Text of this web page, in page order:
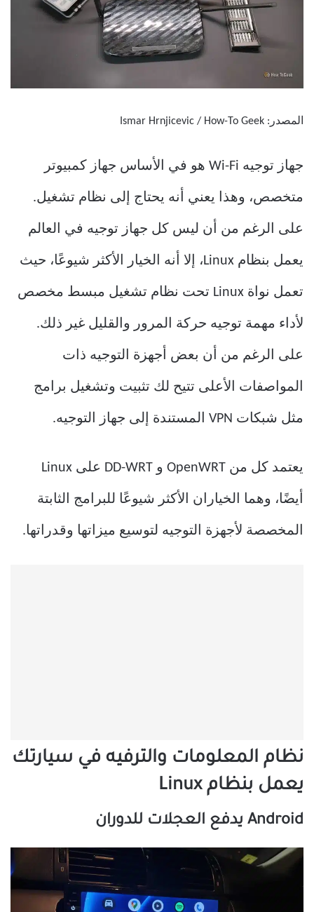
المصدر: Ismar Hrnjicevic / How-To Geek
جهاز توجيه Wi-Fi هو في الأساس جهاز كمبيوتر
متخصص، وهذا يعني أنه يحتاج إلى نظام تشغيل.
على الرغم من أن ليس كل جهاز توجيه في العالم
يعمل بنظام Linux، إلا أنه الخيار الأكثر شيوعًا، حيث
تعمل نواة Linux تحت نظام تشغيل مبسط مخصص
لأداء مهمة توجيه حركة المرور والقليل غير ذلك.
على الرغم من أن بعض أجهزة التوجيه ذات
المواصفات الأعلى تتيح لك تثبيت وتشغيل برامج
مثل شبكات VPN المستندة إلى جهاز التوجيه.
يعتمد كل من OpenWRT و DD-WRT على Linux
أيضًا، وهما الخياران الأكثر شيوعًا للبرامج الثابتة
المخصصة لأجهزة التوجيه لتوسيع ميزاتها وقدراتها.
نظام المعلومات والترفيه في سيارتك
يعمل بنظام Linux
Android يدفع العجلات للدوران